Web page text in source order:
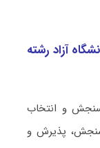
آزاد رشته
و انتخاب
سنجش، پذیرش و